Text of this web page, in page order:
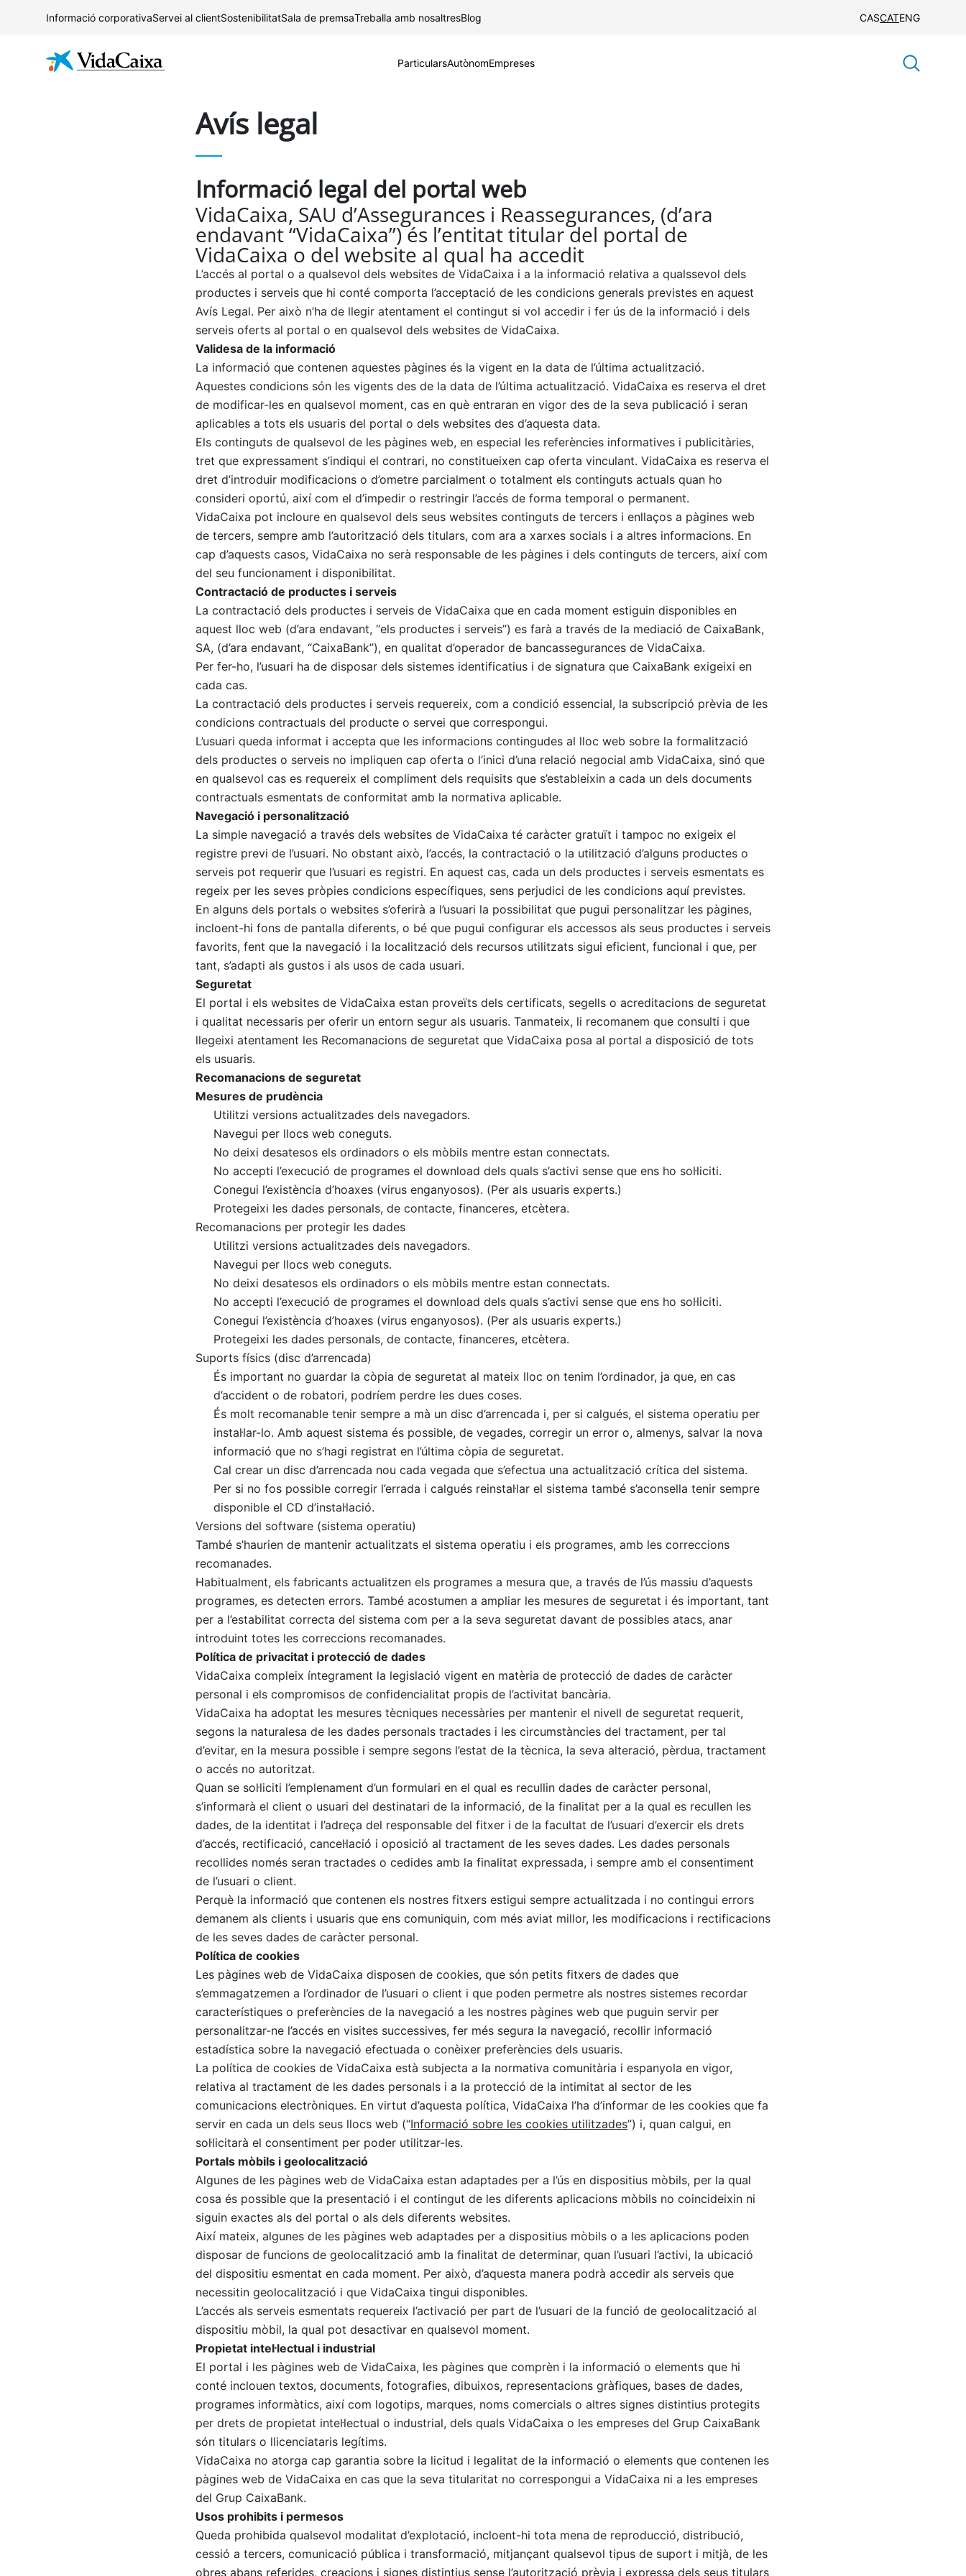
Salta al contingut principal
Informació corporativaServei al clientSostenibilitatSala de premsaTreballa amb nosaltresBlog CASCATENG
ParticularsAutònomEmpreses
Avís legal
Informació legal del portal web
VidaCaixa, SAU d’Assegurances i Reassegurances, (d’ara
endavant “VidaCaixa”) és l’entitat titular del portal de
VidaCaixa o del website al qual ha accedit
L’accés al portal o a qualsevol dels websites de VidaCaixa i a la informació relativa a qualssevol dels
productes i serveis que hi conté comporta l’acceptació de les condicions generals previstes en aquest
Avís Legal. Per això n’ha de llegir atentament el contingut si vol accedir i fer ús de la informació i dels
serveis oferts al portal o en qualsevol dels websites de VidaCaixa.
Validesa de la informació
La informació que contenen aquestes pàgines és la vigent en la data de l’última actualització.
Aquestes condicions són les vigents des de la data de l’última actualització. VidaCaixa es reserva el dret
de modificar-les en qualsevol moment, cas en què entraran en vigor des de la seva publicació i seran
aplicables a tots els usuaris del portal o dels websites des d’aquesta data.
Els continguts de qualsevol de les pàgines web, en especial les referències informatives i publicitàries,
tret que expressament s’indiqui el contrari, no constitueixen cap oferta vinculant. VidaCaixa es reserva el
dret d’introduir modificacions o d’ometre parcialment o totalment els continguts actuals quan ho
consideri oportú, així com el d’impedir o restringir l’accés de forma temporal o permanent.
VidaCaixa pot incloure en qualsevol dels seus websites continguts de tercers i enllaços a pàgines web
de tercers, sempre amb l’autorització dels titulars, com ara a xarxes socials i a altres informacions. En
cap d’aquests casos, VidaCaixa no serà responsable de les pàgines i dels continguts de tercers, així com
del seu funcionament i disponibilitat.
Contractació de productes i serveis
La contractació dels productes i serveis de VidaCaixa que en cada moment estiguin disponibles en
aquest lloc web (d’ara endavant, “els productes i serveis”) es farà a través de la mediació de CaixaBank,
SA, (d’ara endavant, “CaixaBank”), en qualitat d’operador de bancassegurances de VidaCaixa.
Per fer-ho, l’usuari ha de disposar dels sistemes identificatius i de signatura que CaixaBank exigeixi en
cada cas.
La contractació dels productes i serveis requereix, com a condició essencial, la subscripció prèvia de les
condicions contractuals del producte o servei que correspongui.
L’usuari queda informat i accepta que les informacions contingudes al lloc web sobre la formalització
dels productes o serveis no impliquen cap oferta o l’inici d’una relació negocial amb VidaCaixa, sinó que
en qualsevol cas es requereix el compliment dels requisits que s’estableixin a cada un dels documents
contractuals esmentats de conformitat amb la normativa aplicable.
Navegació i personalització
La simple navegació a través dels websites de VidaCaixa té caràcter gratuït i tampoc no exigeix el
registre previ de l’usuari. No obstant això, l’accés, la contractació o la utilització d’alguns productes o
serveis pot requerir que l’usuari es registri. En aquest cas, cada un dels productes i serveis esmentats es
regeix per les seves pròpies condicions específiques, sens perjudici de les condicions aquí previstes.
En alguns dels portals o websites s’oferirà a l’usuari la possibilitat que pugui personalitzar les pàgines,
incloent-hi fons de pantalla diferents, o bé que pugui configurar els accessos als seus productes i serveis
favorits, fent que la navegació i la localització dels recursos utilitzats sigui eficient, funcional i que, per
tant, s’adapti als gustos i als usos de cada usuari.
Seguretat
El portal i els websites de VidaCaixa estan proveïts dels certificats, segells o acreditacions de seguretat
i qualitat necessaris per oferir un entorn segur als usuaris. Tanmateix, li recomanem que consulti i que
llegeixi atentament les Recomanacions de seguretat que VidaCaixa posa al portal a disposició de tots
els usuaris.
Recomanacions de seguretat
Mesures de prudència
Utilitzi versions actualitzades dels navegadors.
Navegui per llocs web coneguts.
No deixi desatesos els ordinadors o els mòbils mentre estan connectats.
No accepti l’execució de programes el download dels quals s’activi sense que ens ho sol·liciti.
Conegui l’existència d’hoaxes (virus enganyosos). (Per als usuaris experts.)
Protegeixi les dades personals, de contacte, financeres, etcètera.
Recomanacions per protegir les dades
Utilitzi versions actualitzades dels navegadors.
Navegui per llocs web coneguts.
No deixi desatesos els ordinadors o els mòbils mentre estan connectats.
No accepti l’execució de programes el download dels quals s’activi sense que ens ho sol·liciti.
Conegui l’existència d’hoaxes (virus enganyosos). (Per als usuaris experts.)
Protegeixi les dades personals, de contacte, financeres, etcètera.
Suports físics (disc d’arrencada)
És important no guardar la còpia de seguretat al mateix lloc on tenim l’ordinador, ja que, en cas
d’accident o de robatori, podríem perdre les dues coses.
És molt recomanable tenir sempre a mà un disc d’arrencada i, per si calgués, el sistema operatiu per
instal·lar-lo. Amb aquest sistema és possible, de vegades, corregir un error o, almenys, salvar la nova
informació que no s’hagi registrat en l’última còpia de seguretat.
Cal crear un disc d’arrencada nou cada vegada que s’efectua una actualització crítica del sistema.
Per si no fos possible corregir l’errada i calgués reinstal·lar el sistema també s’aconsella tenir sempre
disponible el CD d’instal·lació.
Versions del software (sistema operatiu)
També s’haurien de mantenir actualitzats el sistema operatiu i els programes, amb les correccions
recomanades.
Habitualment, els fabricants actualitzen els programes a mesura que, a través de l’ús massiu d’aquests
programes, es detecten errors. També acostumen a ampliar les mesures de seguretat i és important, tant
per a l’estabilitat correcta del sistema com per a la seva seguretat davant de possibles atacs, anar
introduint totes les correccions recomanades.
Política de privacitat i protecció de dades
VidaCaixa compleix íntegrament la legislació vigent en matèria de protecció de dades de caràcter
personal i els compromisos de confidencialitat propis de l’activitat bancària.
VidaCaixa ha adoptat les mesures tècniques necessàries per mantenir el nivell de seguretat requerit,
segons la naturalesa de les dades personals tractades i les circumstàncies del tractament, per tal
d’evitar, en la mesura possible i sempre segons l’estat de la tècnica, la seva alteració, pèrdua, tractament
o accés no autoritzat.
Quan se sol·liciti l’emplenament d’un formulari en el qual es recullin dades de caràcter personal,
s’informarà el client o usuari del destinatari de la informació, de la finalitat per a la qual es recullen les
dades, de la identitat i l’adreça del responsable del fitxer i de la facultat de l’usuari d’exercir els drets
d’accés, rectificació, cancel·lació i oposició al tractament de les seves dades. Les dades personals
recollides només seran tractades o cedides amb la finalitat expressada, i sempre amb el consentiment
de l’usuari o client.
Perquè la informació que contenen els nostres fitxers estigui sempre actualitzada i no contingui errors
demanem als clients i usuaris que ens comuniquin, com més aviat millor, les modificacions i rectificacions
de les seves dades de caràcter personal.
Política de cookies
Les pàgines web de VidaCaixa disposen de cookies, que són petits fitxers de dades que
s’emmagatzemen a l’ordinador de l’usuari o client i que poden permetre als nostres sistemes recordar
característiques o preferències de la navegació a les nostres pàgines web que puguin servir per
personalitzar-ne l’accés en visites successives, fer més segura la navegació, recollir informació
estadística sobre la navegació efectuada o conèixer preferències dels usuaris.
La política de cookies de VidaCaixa està subjecta a la normativa comunitària i espanyola en vigor,
relativa al tractament de les dades personals i a la protecció de la intimitat al sector de les
comunicacions electròniques. En virtut d’aquesta política, VidaCaixa l’ha d’informar de les cookies que fa
servir en cada un dels seus llocs web (“Informació sobre les cookies utilitzades”) i, quan calgui, en
sol·licitarà el consentiment per poder utilitzar-les.
Portals mòbils i geolocalització
Algunes de les pàgines web de VidaCaixa estan adaptades per a l’ús en dispositius mòbils, per la qual
cosa és possible que la presentació i el contingut de les diferents aplicacions mòbils no coincideixin ni
siguin exactes als del portal o als dels diferents websites.
Així mateix, algunes de les pàgines web adaptades per a dispositius mòbils o a les aplicacions poden
disposar de funcions de geolocalització amb la finalitat de determinar, quan l’usuari l’activi, la ubicació
del dispositiu esmentat en cada moment. Per això, d’aquesta manera podrà accedir als serveis que
necessitin geolocalització i que VidaCaixa tingui disponibles.
L’accés als serveis esmentats requereix l’activació per part de l’usuari de la funció de geolocalització al
dispositiu mòbil, la qual pot desactivar en qualsevol moment.
Propietat intel·lectual i industrial
El portal i les pàgines web de VidaCaixa, les pàgines que comprèn i la informació o elements que hi
conté inclouen textos, documents, fotografies, dibuixos, representacions gràfiques, bases de dades,
programes informàtics, així com logotips, marques, noms comercials o altres signes distintius protegits
per drets de propietat intel·lectual o industrial, dels quals VidaCaixa o les empreses del Grup CaixaBank
són titulars o llicenciataris legítims.
VidaCaixa no atorga cap garantia sobre la licitud i legalitat de la informació o elements que contenen les
pàgines web de VidaCaixa en cas que la seva titularitat no correspongui a VidaCaixa ni a les empreses
del Grup CaixaBank.
Usos prohibits i permesos
Queda prohibida qualsevol modalitat d’explotació, incloent-hi tota mena de reproducció, distribució,
cessió a tercers, comunicació pública i transformació, mitjançant qualsevol tipus de suport i mitjà, de les
obres abans referides, creacions i signes distintius sense l’autorització prèvia i expressa dels seus titulars